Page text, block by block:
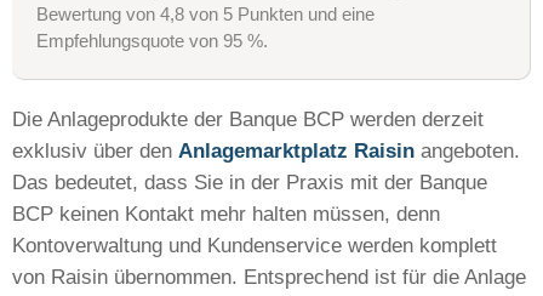
Bewertung von 4,8 von 5 Punkten und eine
Empfehlungsquote von 95 %.
Die Anlageprodukte der Banque BCP werden derzeit
exklusiv über den Anlagemarktplatz Raisin angeboten.
Das bedeutet, dass Sie in der Praxis mit der Banque
BCP keinen Kontakt mehr halten müssen, denn
Kontoverwaltung und Kundenservice werden komplett
von Raisin übernommen. Entsprechend ist für die Anlage